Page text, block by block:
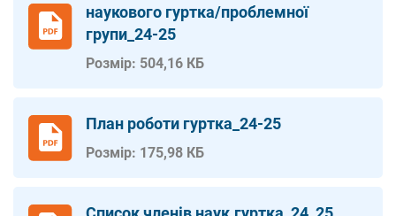
наукового гуртка/проблемної
групи_24-25
Розмір: 504,16 КБ
План роботи гуртка_24-25
Розмір: 175,98 КБ